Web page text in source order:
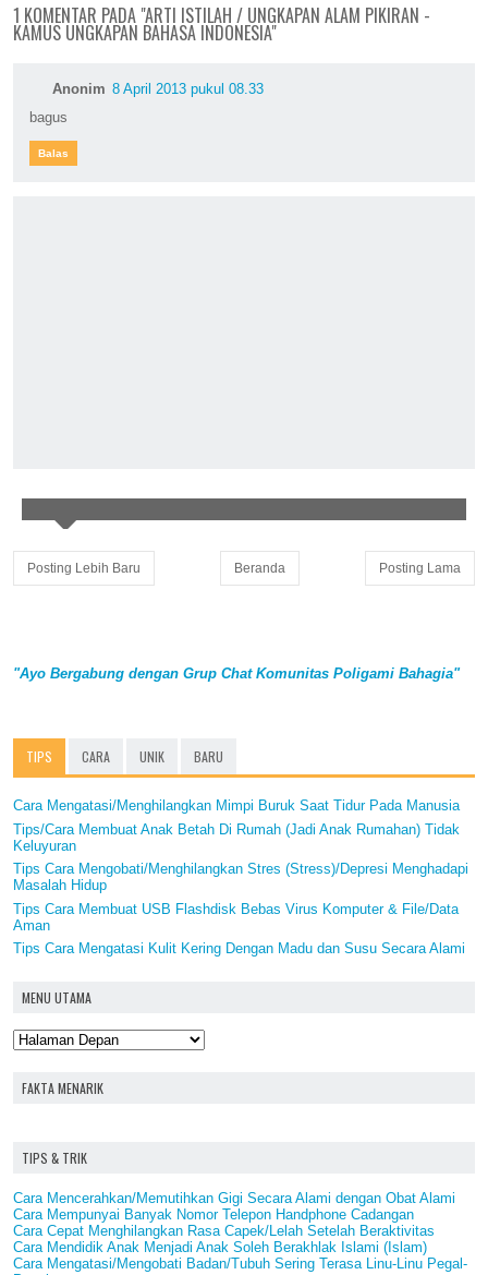
1 KOMENTAR PADA "ARTI ISTILAH / UNGKAPAN ALAM PIKIRAN -
KAMUS UNGKAPAN BAHASA INDONESIA"
Anonim 8 April 2013 pukul 08.33
bagus
Balas
Posting Lebih Baru Posting Lama
Beranda
"Ayo Bergabung dengan Grup Chat Komunitas Poligami Bahagia"
TIPS CARA UNIK BARU
Cara Mengatasi/Menghilangkan Mimpi Buruk Saat Tidur Pada Manusia
Tips/Cara Membuat Anak Betah Di Rumah (Jadi Anak Rumahan) Tidak
Keluyuran
Tips Cara Mengobati/Menghilangkan Stres (Stress)/Depresi Menghadapi
Masalah Hidup
Tips Cara Membuat USB Flashdisk Bebas Virus Komputer & File/Data
Aman
Tips Cara Mengatasi Kulit Kering Dengan Madu dan Susu Secara Alami
MENU UTAMA
FAKTA MENARIK
TIPS & TRIK
Cara Mencerahkan/Memutihkan Gigi Secara Alami dengan Obat Alami
Cara Mempunyai Banyak Nomor Telepon Handphone Cadangan
Cara Cepat Menghilangkan Rasa Capek/Lelah Setelah Beraktivitas
Cara Mendidik Anak Menjadi Anak Soleh Berakhlak Islami (Islam)
Cara Mengatasi/Mengobati Badan/Tubuh Sering Terasa Linu-Linu Pegal-